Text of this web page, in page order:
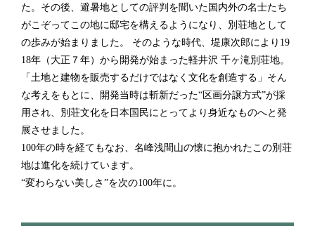
た。その後、避暑地としての評判を聞いた国内外の名士たち
がこぞってこの地に邸宅を構えるようになり、別荘地として
の歩みが始まりました。 そのような時代、堤康次郎により19
18年（大正７年）から開発が始まった軽井沢 千ヶ滝別荘地。
「土地と建物を販売するだけではなく文化を創造する」そん
な考えをもとに、開発当時は斬新だった“区画分譲方式”が採
用され、別荘文化を日本国民にとってより身近なものへと発
展させました。
100年の時を経てもなお、名峰浅間山の懐に抱かれたこの別荘
地は進化を続けています。
“変わらない美しさ”を次の100年に。